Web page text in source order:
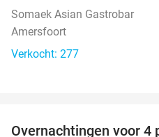
Somaek Asian Gastrobar
Amersfoort
Verkocht: 277
Overnachtingen voor 4